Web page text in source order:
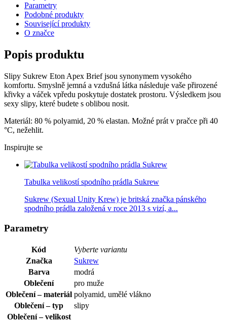
Parametry
Podobné produkty
Související produkty
O značce
Popis produktu
Slipy Sukrew Eton Apex Brief jsou synonymem vysokého
komfortu. Smyslně jemná a vzdušná látka následuje vaše přirozené
křivky a váček vpředu poskytuje dostatek prostoru. Výsledkem jsou
sexy slipy, které budete s oblibou nosit.
Materiál: 80 % polyamid, 20 % elastan. Možné prát v pračce při 40
°C, nežehlit.
Inspirujte se
Tabulka velikostí spodního prádla Sukrew
Sukrew (Sexual Unity Krew) je britská značka pánského
spodního prádla založená v roce 2013 s vizí, a...
Parametry
Kód
Vyberte variantu
Značka
Sukrew
Barva
modrá
Oblečení
pro muže
Oblečení – materiál polyamid, umělé vlákno
Oblečení – typ
slipy
Oblečení – velikost